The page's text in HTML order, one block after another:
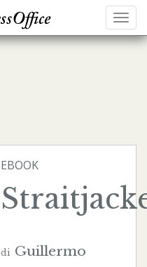
Menu
EBOOK
di Guillermo